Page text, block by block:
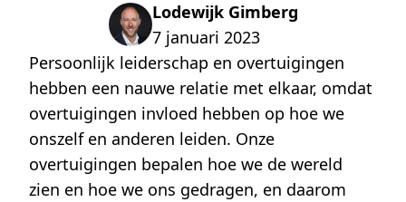
Lodewijk Gimberg
7 januari 2023
Persoonlijk leiderschap en overtuigingen
hebben een nauwe relatie met elkaar, omdat
overtuigingen invloed hebben op hoe we
onszelf en anderen leiden. Onze
overtuigingen bepalen hoe we de wereld
zien en hoe we ons gedragen, en daarom